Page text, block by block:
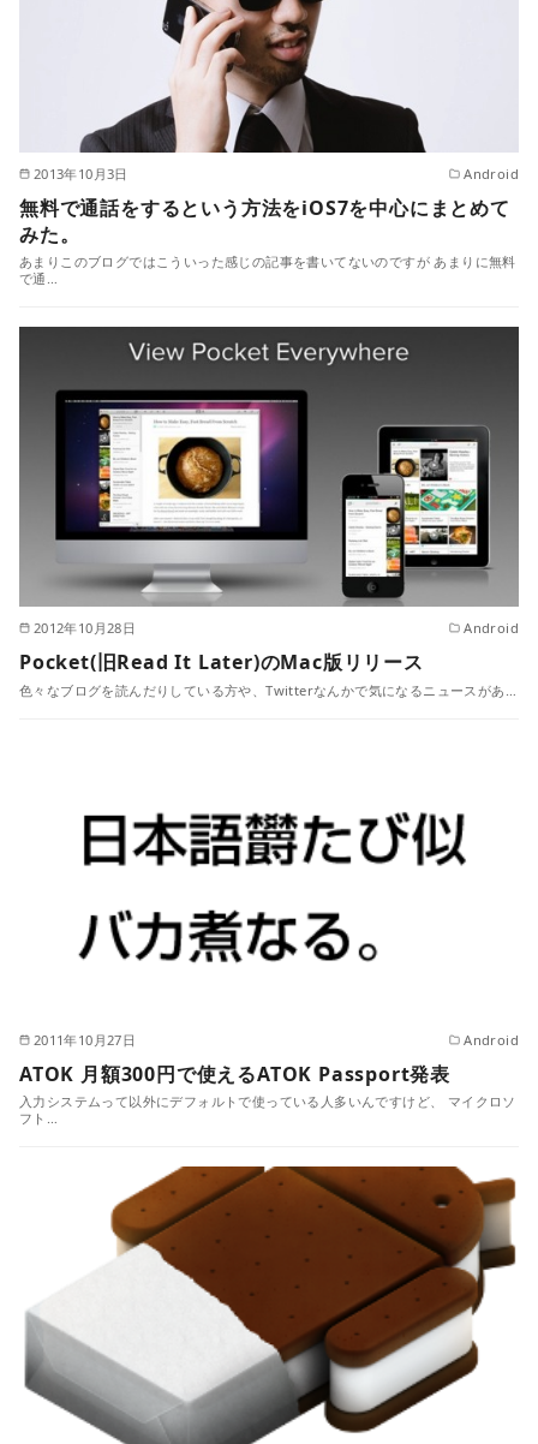
2013年10月3日 Android
無料で通話をするという方法をiOS7を中心にまとめて
みた。
あまりこのブログではこういった感じの記事を書いてないのですが あまりに無料
で通…
2012年10月28日 Android
Pocket(旧Read It Later)のMac版リリース
色々なブログを読んだりしている方や、Twitterなんかで気になるニュースがあ…
2011年10月27日 Android
ATOK 月額300円で使えるATOK Passport発表
入力システムって以外にデフォルトで使っている人多いんですけど、 マイクロソ
フト…